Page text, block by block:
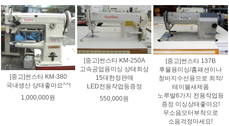
[중고]썬스타 KM-380
국내생산 상태좋아요^^!
1,000,000원
[중고]썬스타 KM-250A
고속공업용미싱 상태최상
15대한정판매
LED전용작업등증정
550,000원
[중고]썬스타 137B
후물용미싱/홈패션이나
청바지수선용으로 최적/
테이블새제품
노루발6가지 전용작업등
증정 미싱상태좋아요!
무소음모터부착으로
소음걱정마세요!